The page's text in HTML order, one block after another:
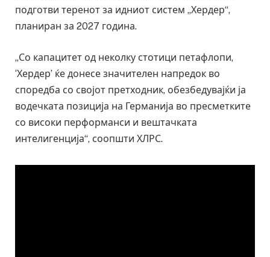
подготви теренот за идниот систем „Хердер“,
планиран за 2027 година.
„Со капацитет од неколку стотици петафлопи,
‘Хердер’ ќе донесе значителен напредок во
споредба со својот претходник, обезбедувајќи ја
водечката позиција на Германија во пресметките
со високи перформанси и вештачката
интелигенција“, соопшти ХЛРС.